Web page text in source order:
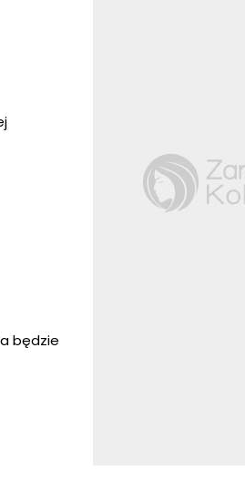
będzie